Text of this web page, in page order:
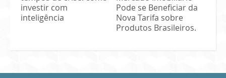
investir com
inteligência
Pode se Beneficiar da
Nova Tarifa sobre
Produtos Brasileiros.